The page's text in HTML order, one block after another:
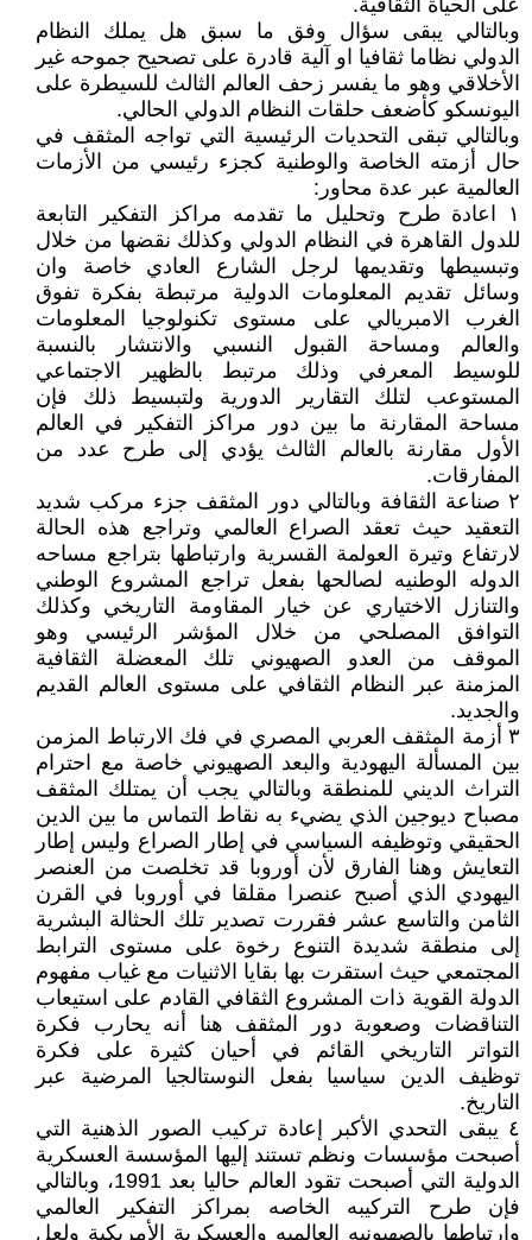
على الحياة الثقافية.
وبالتالي يبقى سؤال وفق ما سبق هل يملك النظام
الدولي نظاما ثقافيا او آلية قادرة على تصحيح جموحه غير
الأخلاقي وهو ما يفسر زحف العالم الثالث للسيطرة على
اليونسكو كأضعف حلقات النظام الدولي الحالي.
وبالتالي تبقى التحديات الرئيسية التي تواجه المثقف في
حال أزمته الخاصة والوطنية كجزء رئيسي من الأزمات
العالمية عبر عدة محاور:
١ اعادة طرح وتحليل ما تقدمه مراكز التفكير التابعة
للدول القاهرة في النظام الدولي وكذلك نقضها من خلال
وتبسيطها وتقديمها لرجل الشارع العادي خاصة وان
وسائل تقديم المعلومات الدولية مرتبطة بفكرة تفوق
الغرب الامبريالي على مستوى تكنولوجيا المعلومات
والعالم ومساحة القبول النسبي والانتشار بالنسبة
للوسيط المعرفي وذلك مرتبط بالظهير الاجتماعي
المستوعب لتلك التقارير الدورية ولتبسيط ذلك فإن
مساحة المقارنة ما بين دور مراكز التفكير في العالم
الأول مقارنة بالعالم الثالث يؤدي إلى طرح عدد من
المفارقات.
٢ صناعة الثقافة وبالتالي دور المثقف جزء مركب شديد
التعقيد حيث تعقد الصراع العالمي وتراجع هذه الحالة
لارتفاع وتيرة العولمة القسرية وارتباطها بتراجع مساحه
الدوله الوطنيه لصالحها بفعل تراجع المشروع الوطني
والتنازل الاختياري عن خيار المقاومة التاريخي وكذلك
التوافق المصلحي من خلال المؤشر الرئيسي وهو
الموقف من العدو الصهيوني تلك المعضلة الثقافية
المزمنة عبر النظام الثقافي على مستوى العالم القديم
والجديد.
٣ أزمة المثقف العربي المصري في فك الارتباط المزمن
بين المسألة اليهودية والبعد الصهيوني خاصة مع احترام
التراث الديني للمنطقة وبالتالي يجب أن يمتلك المثقف
مصباح ديوجين الذي يضيء به نقاط التماس ما بين الدين
الحقيقي وتوظيفه السياسي في إطار الصراع وليس إطار
التعايش وهنا الفارق لأن أوروبا قد تخلصت من العنصر
اليهودي الذي أصبح عنصرا مقلقا في أوروبا في القرن
الثامن والتاسع عشر فقررت تصدير تلك الحثالة البشرية
إلى منطقة شديدة التنوع رخوة على مستوى الترابط
المجتمعي حيث استقرت بها بقايا الاثنيات مع غياب مفهوم
الدولة القوية ذات المشروع الثقافي القادم على استيعاب
التناقضات وصعوبة دور المثقف هنا أنه يحارب فكرة
التواتر التاريخي القائم في أحيان كثيرة على فكرة
توظيف الدين سياسيا بفعل النوستالجيا المرضية عبر
التاريخ.
٤ يبقى التحدي الأكبر إعادة تركيب الصور الذهنية التي
أصبحت مؤسسات ونظم تستند إليها المؤسسة العسكرية
الدولية التي أصبحت تقود العالم حاليا بعد 1991، وبالتالي
فإن طرح التركيبه الخاصه بمراكز التفكير العالمي
وارتباطها بالصهيونيه العالميه والعسكرية الأمريكية ولعل